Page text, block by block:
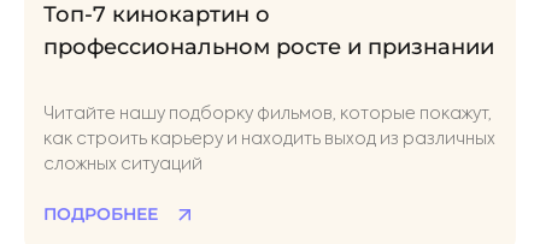
Топ-7 кинокартин о
профессиональном росте и признании
Читайте нашу подборку фильмов, которые покажут,
как строить карьеру и находить выход из различных
сложных ситуаций
ПОДРОБНЕЕ